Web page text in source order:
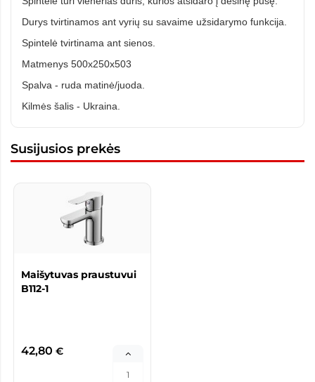
Durys tvirtinamos ant vyrių su savaime užsidarymo funkcija.
Spintelė tvirtinama ant sienos.
Matmenys 500x250x503
Spalva - ruda matinė/juoda.
Kilmės šalis - Ukraina.
Susijusios prekės
Maišytuvas praustuvui
B112-1
42,80 €